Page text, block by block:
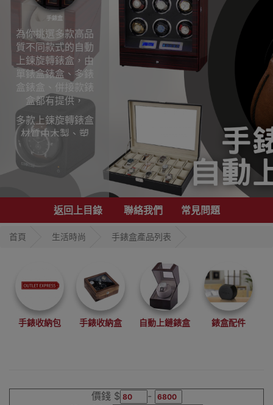
手錶盒
為你挑選多款高品
質不同款式的自動
上鍊旋轉錶盒，由
單錶盒錶盒、多錶
盒錶盒、併接款錶
盒都有提供，
多款上鍊旋轉錶盒
材質由木製、塑
料、PU皮革、金屬
材質錶盒我們均有
部份更有優質鋼琴
檀木烤漆，柔軟黑
善存放你的手錶
Seiko、Grand
Seiko、星辰
Citizen、東方
Orient等品牌使用
盒專櫃，歡迎參觀
返回上目錄 聯絡我們 常見問題
首頁 生活時尚 手錶盒產品列表
手錶收納包 手錶收納盒 自動上鏈錶盒 錶盒配件
價錢 $
-